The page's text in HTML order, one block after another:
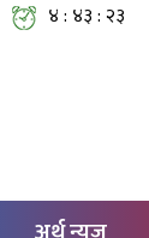
४ : ४३ : २३